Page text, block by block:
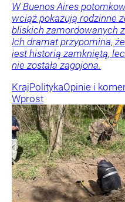
W Buenos Aires
wciąż pokazują rodzinne
bliskich zamordowanych
Ich dramat przypomina,
jest historią zamkniętą,
nie została zagojona.
KrajPolitykaOpinie i
Wprost